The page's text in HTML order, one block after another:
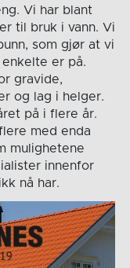
Vi har blant
til bruk i vann. Vi
som gjør at vi
er på.
gravide,
og lag i helger.
på i flere år.
med enda
mulighetene
innenfor
nå har.